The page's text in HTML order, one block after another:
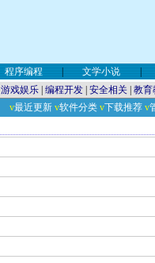
程序编程 | 文学小说 |
游戏娱乐 编程开发 安全相关 教育
v最近更新 v软件分类 v下载推荐 v